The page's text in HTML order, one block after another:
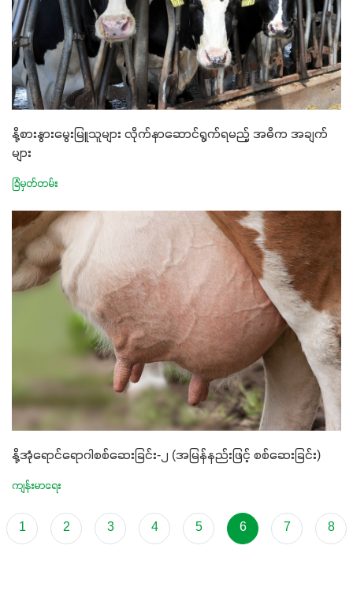
နို့စားနွားမွေးမြူသူများ လိုက်နာဆောင်ရွက်ရမည့် အဓိက အချက်
များ
ခြံမှတ်တမ်း
နို့အုံရောင်ရောဂါစစ်ဆေးခြင်း-၂ (အမြန်နည်းဖြင့် စစ်ဆေးခြင်း)
ကျန်းမာရေး
1 2 3 4 5 6 7 8